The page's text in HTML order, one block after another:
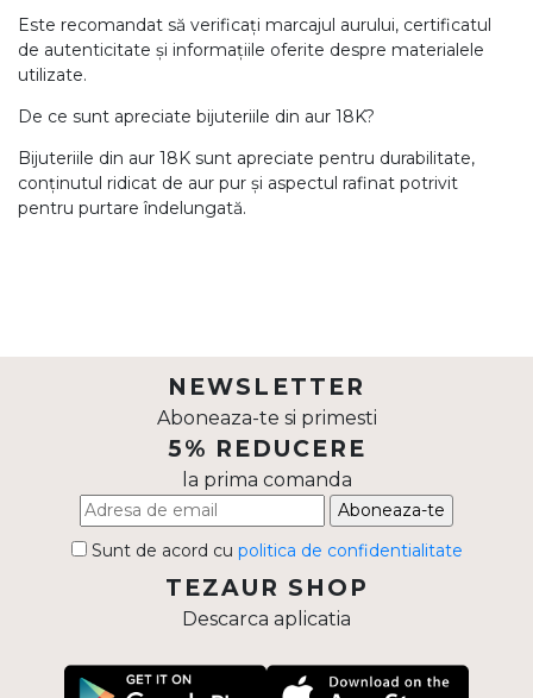
Este recomandat să verificați marcajul aurului, certificatul
de autenticitate și informațiile oferite despre materialele
utilizate.
De ce sunt apreciate bijuteriile din aur 18K?
Bijuteriile din aur 18K sunt apreciate pentru durabilitate,
conținutul ridicat de aur pur și aspectul rafinat potrivit
pentru purtare îndelungată.
NEWSLETTER
Aboneaza-te si primesti
5% REDUCERE
la prima comanda
Aboneaza-te
Sunt de acord cu politica de confidentialitate
TEZAUR SHOP
Descarca aplicatia